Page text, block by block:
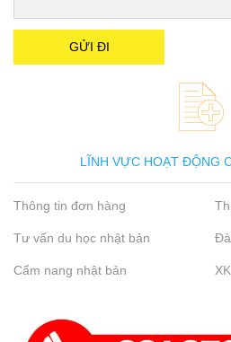
LĨNH VỰC HOẠT ĐỘNG
Thông tin đơn hàng
Tư vấn du học nhật bản
Cẩm nang nhật bản